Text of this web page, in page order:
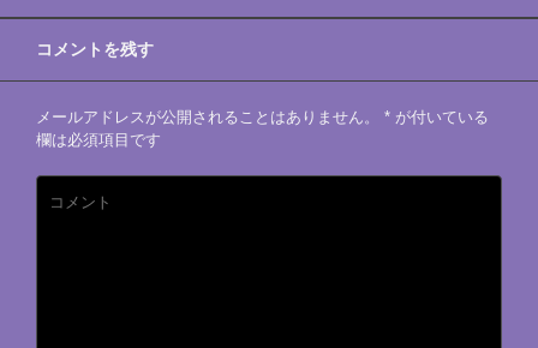
コメントを残す
メールアドレスが公開されることはありません。 * が付いている
欄は必須項目です